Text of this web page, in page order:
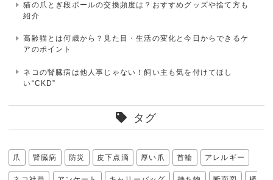
猫の爪とぎ段ボールの交換頻度は？おすすめグッズや捨て方も
紹介
高齢猫とは何歳から？見た目・生活の変化と今日からできるケ
アのポイント
ネコの腎臓病は他人事じゃない！飼い主も気を付けてほし
い“CKD”
タグ
爪 腎臓病 防災 皮下点滴 厚い爪 首輪 アレルギー